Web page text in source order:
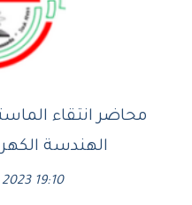
محاضر انتقاء
الهندسة الكهربائية)
19:10